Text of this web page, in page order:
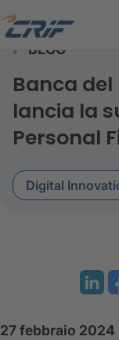
Home Risorse
BLOG
Banca del
lancia la
Personal
Digital
27 febbraio 2024